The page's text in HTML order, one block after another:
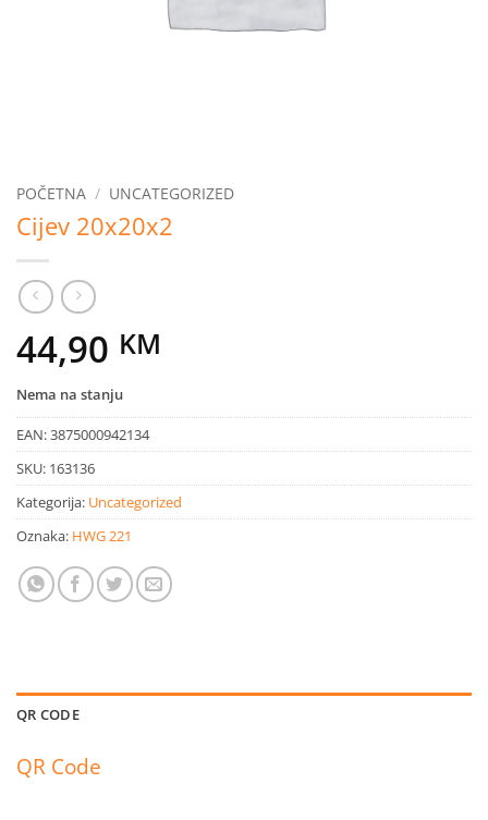
POČETNA / UNCATEGORIZED
Cijev 20x20x2
44,90 KM
Nema na stanju
EAN:3875000942134
SKU: 163136
Kategorija: Uncategorized
Oznaka: HWG 221
QR CODE
QR Code